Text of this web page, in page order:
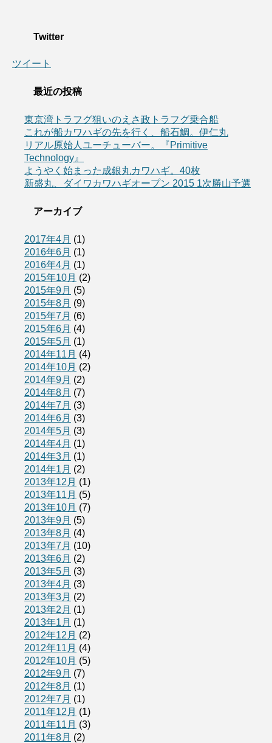
Twitter
ツイート
最近の投稿
東京湾トラフグ狙いのえさ政トラフグ乗合船
これが船カワハギの先を行く、船石鯛。伊仁丸
リアル原始人ユーチューバー。『Primitive
Technology』
ようやく始まった成銀丸カワハギ。40枚
新盛丸、ダイワカワハギオープン 2015 1次勝山予選
アーカイブ
2017年4月 (1)
2016年6月 (1)
2016年4月 (1)
2015年10月 (2)
2015年9月 (5)
2015年8月 (9)
2015年7月 (6)
2015年6月 (4)
2015年5月 (1)
2014年11月 (4)
2014年10月 (2)
2014年9月 (2)
2014年8月 (7)
2014年7月 (3)
2014年6月 (3)
2014年5月 (3)
2014年4月 (1)
2014年3月 (1)
2014年1月 (2)
2013年12月 (1)
2013年11月 (5)
2013年10月 (7)
2013年9月 (5)
2013年8月 (4)
2013年7月 (10)
2013年6月 (2)
2013年5月 (3)
2013年4月 (3)
2013年3月 (2)
2013年2月 (1)
2013年1月 (1)
2012年12月 (2)
2012年11月 (4)
2012年10月 (5)
2012年9月 (7)
2012年8月 (1)
2012年7月 (1)
2011年12月 (1)
2011年11月 (3)
2011年8月 (2)